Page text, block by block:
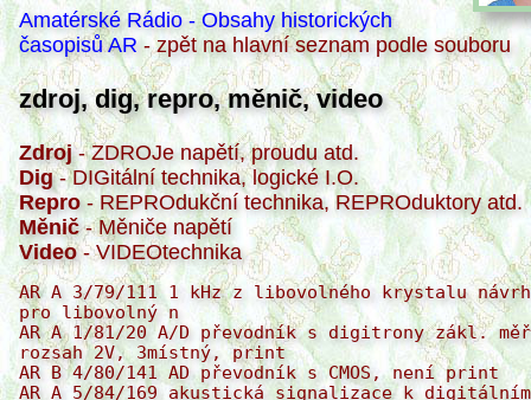
Amatérské Rádio - Obsahy historických
časopisů AR - zpět na hlavní seznam podle souboru
zdroj, dig, repro, měnič, video
Zdroj- ZDROJe napětí, proudu atd.
Dig- DIGitální technika, logické I.O.
Repro- REPROdukční technika, REPROduktory atd.
Měnič- Měniče napětí
Video- VIDEOtechnika
AR A 3/79/111 1 kHz z libovolného krystalu návrh děličky pro libovolný n
AR A 1/81/20 A/D převodník s digitrony zákl. měřicí rozsah 2V, 3místný, print
AR B 4/80/141 AD převodník s CMOS, není print
AR A 5/84/169 akustická signalizace k digitálním hodinám, print, jednoduché
AR A 3/77/93 aplikace I.O. DTL řady MZ.., různá zapojení, návaznost na TTL apod.
AR A 1/84/122 aplikace sov. optronů řady AOU103
AR A 5/79/185 automatický nabíječ pro NiCd akumulátory, print
AR A 2/86/72 budík Ruhla-Qartz - místo buzení jen "pípne" specialita I.O. U114D
AR A 4/83/151 buzení lumin. sov. displeje přes 74141
AR A 10/89/366 časová základna 1Hz použito U118F, krystal z digitálek, print
AR A 8/84/305 časová základna s obvodem U 114D, print
AR B 4/80/140 časové základny pro elektronické hodiny s CMOS, ne print
AR A 1/82/28 číselné údaje s displejem LED, displej z kalkulačky, print
AR A 9/79/328 číslicově řízený multivibrátor se 74 121, jednoduchý
AR A 2/74/54 číslicový multimetr s digitrony ZM1080T
AR A 5/86/168 dělení kmitočtu v rozsahu 3-29 doplněk k AR A 2/86
AR A 8/86/309 dělič pro číslicový voltmetr, i jednoduché zapojení s C520D
AR A 6/83/217 děliče z obvodů 7490 a 7493
AR A 2/86/71 dělička kmitočtu v rozsahu 3-29 s 74193, 7474
AR A 10/79/374 dělička pro číslicovou stupnici, 74S112, print + chladič
AR A 9/86/350 dělička TTL s var. dělicím poměrem, print
ST 1/78 1. dekáda čítače s MH74S112
AR B 5/89/187 číselné soustavy a kódy
AR B 1/77/12 číslicové obvody - principy
AR A 7/88/263 číslicové řízení výkonu ST spotřebičů
AR A 4/70/134 číslicové výbojky - použití (ZM…)
AR B 5/80/191 děliče kmitočtu z hradel
mikroel 87/41 digital Test: sestava pro konstrukce s TTL print, v článku obsaženy univerzální printy
RK 1/72/ 56 digitální děliče kmitočtů
AR A 5/81/22 digitální hodiny s LCD displejem, použit I.O. MC14440
AR A 6/86/229 digitální hodiny s MM5314, obsahuje různé oscilátory
AR A 9/79/334 digitální hodiny s přijímačem OMA jde o doplnění přijímače o dig. zobrazovač, print
AR A 6/84/216 digitální hodiny s rozhlasovým přijímačem, úprava pokud je čas odvozen od sítě, zdroj kmitočtu
AR A 12/74/452 digitální hodiny - stopky s digitrony, print
AR A 1/87/12 digitální multimetr DMM520, měří U, I (SS, ST) R, teplotu, printy, oprava v AR A 7/87/242
AR A 1/85/10 digitální otáčkoměr pro modeláře, print
AR A 1/88/322 digitální pH-metr, oprava k AR A 11/87/427
AR A 10/87/387 digitální pH-měřič
AR A 4/89/145 digitální počítač otáček k magnetofonu, print
AR A 12/79/450 digitální počítač skore, univerzální, aplikovatelný na cokoliv
AR A 4/89/149 digitální sledovač/invertor (2 tranzistory)
AR A 2/80/71 digitální stabilizace kmitočtu
AR B 4/85/141 digitální stopky s CMOS, LCD displej, není print
AR B 4/80/142 digitální stupnice s LED-bez A277D, není print
AR A 6/77/210 digitální televize-teoretický článek, popis principu PCM systému
AR A 5/87/170 digitální teploměr (C 520D), print, použito pro konstrukci
AR A 10/84/385 digitální záznam zvuku-princip, na pokračování
AR A 8/87/297 digitizér pro IQ151, včetně mechanických výkresů snímače
AR A 5/85/172 digitrony Z570M - popis, vlastnosti
AR B 2/78/43 displeje, digitrony
AR A 9/89/348 distributor signálů AV pro rozmnožování záznamů, print
AR A 10/88/384 domovní zvonek s melodií z digitálek
AR A 4/86/148 elektronická náhrada přepínače v kódu BCD 2x 7475, 2x 74192, 7493, 7407
AR A 8/75/291 elektronická pojistka, dobře vysvětlená činnost
AR A 7/80/258 elektronická pojistka s opak. startem -jednoduchá, relé, není print
AR A 5/84/171 fluorescenční displeje - vlastnosti a aplikace, print
AR A 9/75/349 zdroje k fotobleskům
AR B 2/90/47 galvanicky oddělené spínání zdroje optočlenem, není print
AR A 3/79/93 gramo NZC421-HiFi, schema, foto, popis
AR A 7/83/255 gramo Tesla NC450 foto, popis, schema, řízení mot. SMR300/100RI24
AR A 10/80/386 gramo Tesla NZC420, popis, schema zapojení, foto
AR A 2/81/24 gramofon Tesla NZC130, schema, popis, foto
AR B 4/80/141 hexadecimální displej - jednoduchý, není print print
AR A 5/70/190 I.O. TTL: funkce, symbolika, pokračování v AR A 6/70/223
AR A 1/88/25 impulsní měnič 12V/28V/1, 5A s B260D, oprava v AR A 5/88/190
AR A 2/87/49 impulsní zdroj s optoel. vazbou, dopln. k příloze AR 1986/str. 28, 29
AR A 8/80/305 impulsní zdroje měniče - popis různých typů měničů, činnost
AR A 9/82/337 inteligentní sonda, doplněk v AR A 4/83/138
AR A 1/76/48 jednoduchá indikace poruch zdroje pro TTL po výpadku zdroje bliká LED
AR A 3/82/89 jednoduché obvody pro hlídání napájecích zdrojů indikace v určeném rozmezí, napěťové špičky, 2 tranzistory
AR A 6/85/220 jednoduchý digitizér - mechanický popis 2 potenciometry na pohyblivých ramenech
AR A 2/89/57 jednoduchý logický analyzátor LOGAN30, na pokračování
AR A 6/90/230 jednoduchý měnič - Ucc 1, 53V, Uvýst dle potřeby, není print
AR A 3/77/106 jednoduchý měnič 12V SS/220V ST/10W 1x KU…
AR A 9/89/347 jednoduchý přepínač děl. poměru u MH7490
AR A 5/89/176 jednoduchý převodník D/A s palcovým přepínačem
AR A 10/86/376 jednoduchý střídač pro výrobu napětí
příloha AR 1985/60 kalkulátory TI58, 58C, 59; tiskárna PC100 - schemata zapojení
AR A 1/81/19 kmitočtový komparátor se třemi I.O.- 2x 74161; 1x 7400
AR A 10/79/374 dělička pro čislicovou stupnici (74S112)
příloha AR 1983/27 digitální stupnice pro AM/FM
AR A 2/81/19 koncové vypínání gramofonu, není print, s MH1SS1, magnet. princip
AR A 8/74/306 koncové vypínání pro gramofon
AR A 8/84/312 kontrolní obvod pro hlídání 3 Ucc současně např. pro napájení počítače, použit A110D, B110D
AR A 12/78/449 kopadlo - měnič s malým výstupním proudem
AR A 5/79/169 kulové reproduktorové soustavy - včetně nákresu rozebíratelné kostry na tlumivky, print
AR B 4/80/122 lab. zdroj s volitelným výstupním napětím
AR A 6/79/218 laboratorní zdroj - doplněk k AR A 3/75
AR A 5/81/14 lepší využití MAA 723 - zlepšeno o ochranu proti přehřátí
AR A 6/85/212 lineární sonda (pro TTL, TTL-LS, DTL, CMOS) indikace přes A277D, LED, Ucc 4, 515V, kompletní návod
AR A 7/86/252 logická sonda 85 - min. šířka impulsu 7nS, čítač, Ucc 5V
AR A 9/87/330 logická sonda CMOS-TTL - kompletní návod
mikroel 87/77 logická sonda TTL/CMOS jednoduchá
AR A 3/85/90 logická sonda - doplněk k AR A 12/83/451
AR A 3/77/93 logické obvody DTL - aplikace
AR B 1/77/80 logické obvody TTL - popis funkcí, zapojení obsahuje stabilní oscilátor ze 2 hradel!!!
příloha AR 1985/73 logické sondy: 7 návodů
AR A 7/80/270 malé síťové napáječe - teorie, výpočet, základní schema
AR A 7/82/249 malý stab. zdroj s ochranou proti nadproudu, print
AR A 10/88/38 melodický zvonek: využití starých digitálek
AR A 6/87/209 měnič "+" napětí na "-" bez cívky - použito 555, max. výst proud 28mA (účinnost 40 %)
příloha AR 1989/54 měnič 12V/220V/100W - reverzibilní
AR A 12/80/469 měnič 12V/220V/200W - print
AR A 4/75/127 měnič 220V/120V/10W (kapacitní)
AR B 4/80/125 měnič napětí "bez železa", není print
AR B 2/90/45 měnič napětí pro holicí strojek 12V/220V ST, print
AR A 6/84/227 měnič pro akumulátorový vozík
AR A 10/79/375 měnič pro napájení OZ, Uvst 3V, Ivýst 20mA, jednoduchý, není print
příloha AR 1985/40 měnič pro zářivku 8W (z 20V)
AR A 2/75/58 měnič SS napětí bez transformátoru
AR A 3/77/87 dělička síťového kmitočtu (50Hz - 1Hz)
příloha AR 1984/79 digitální dělička do 200MHz k čítači
AR B 2/90/45 miniaturní síťový zdroj 5V/3W - není print
AR B 4/85/125 kombinace měnič - nabíječ Imax 2, 5A; měnič 30VA, není print
AR A 11/85/431 kontrola zdrojové soustavy automobilu použito v otáčkoměru, printy
AR A 10/86/390 nabíječ akumulátorů NiCd450 (tužkové) - jednoduchý
AR A 10/87/376 nabíječ NiCd akumulátorů, jednoduchý, pouze 7805, C, R, dioda a LED
AR A 2/82/68 nabíječka NiCd akumulátorů, print
AR B 2/90/63 napájecí zdroj pro kolejiště, použity I.O. TBA820M
AR A 2/83/69 napájecí zdroj pro operační zesilovače, print
AR A 12/84/462 zdroj pro PMI80, vč. trafa, Ucc: 12V/0, 3A; 5V/1, 5A; 5V/0, 3A
AR A 7/82/255 napájecí zdroje s pulsní regulací napětí - teorie
AR B 6/83/223 napájecí zdroje - jednoduché návody, stabilizátory 5V/0, 5A; 1, 151, 35V; pro I=2A; sym. napětí apod.
AR A 10/80/369 napájení LCD displejů z TTL logiky převod přes FLL121 resp. UCY7486
AR A 6/81/29 náhradní zdroj pro číslicové hodiny při řízení sítí, není print
AR A 4/80/130 násuvná sonda pro kontrolu I.O.- kompletní návod, použito
AR A 4/78/138 měnič - pro změnu nesym. Ucc na sym.-pro + 8 - 17V, 4 tranzistory
AR A 7/75/263 ochrana paralelně řazených akumulátorů zamezení vybíjecích proudů mezi akumulátory vzájemně
AR A 9/80/329 ochranný obvod trafosvářečky - odpojí při